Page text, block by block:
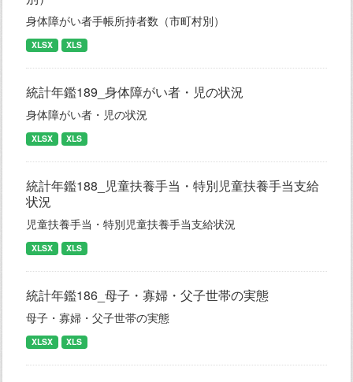
身体障がい者手帳所持者数（市町村別）
XLSX XLS
統計年鑑189_身体障がい者・児の状況
身体障がい者・児の状況
XLSX XLS
統計年鑑188_児童扶養手当・特別児童扶養手当支給
状況
児童扶養手当・特別児童扶養手当支給状況
XLSX XLS
統計年鑑186_母子・寡婦・父子世帯の実態
母子・寡婦・父子世帯の実態
XLSX XLS